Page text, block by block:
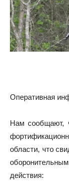
Оперативная
Нам сообщают,
области, что
действия: